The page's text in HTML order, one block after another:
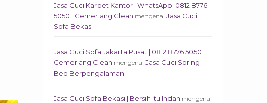
Jasa Cuci Karpet Kantor | WhatsApp. 0812 8776
5050 | Cemerlang Clean mengenai Jasa Cuci
Sofa Bekasi
Jasa Cuci Sofa Jakarta Pusat | 0812 8776 5050 |
Cemerlang Clean mengenai Jasa Cuci Spring
Bed Berpengalaman
Jasa Cuci Sofa Bekasi | Bersih itu Indah mengenai